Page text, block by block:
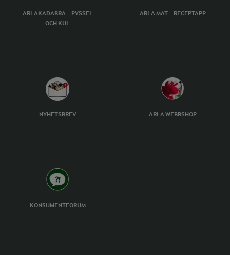
ARLAKADABRA – PYSSEL
OCH KUL
ARLA MAT – RECEPTAPP
NYHETSBREV ARLA WEBBSHOP
KONSUMENTFORUM